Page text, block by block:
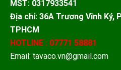
MST: 0317933541
Địa chỉ: 36A Trương Vĩnh Ký,
TPHCM
HOTLINE : 07771 58881
Email: tavaco.vn@gmail.com